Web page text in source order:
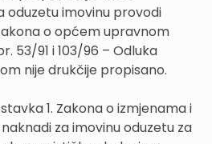
oduzetu imovinu provodi
o općem upravnom
53/91 i 103/96 – Odluka
nije drukčije propisano.
1. Zakona o izmjenama i
za imovinu oduzetu za